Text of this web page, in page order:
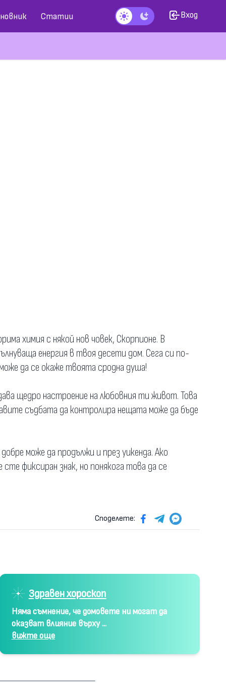
Статии Тъмен режим
Вход
химия с някой нов човек, Скорпионе. В
енергия в твоя десети дом. Сега си по-
да се окаже твоята сродна душа!
щедро настроение на любовния ти живот. Това
съдбата да контролира нещата може да бъде
може да продължи и през уикенда. Ако
фиксиран знак, но понякога това да се
Споделете:
Здравен хороскоп
Няма съмнение, че домовете ни могат да
оказват влияние върху ...
вижте още